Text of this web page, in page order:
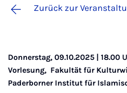
Zurück zur
Donnerstag, 09.10.2025 | 18.00
Vorlesung, Fakultät für
Paderborner Institut für